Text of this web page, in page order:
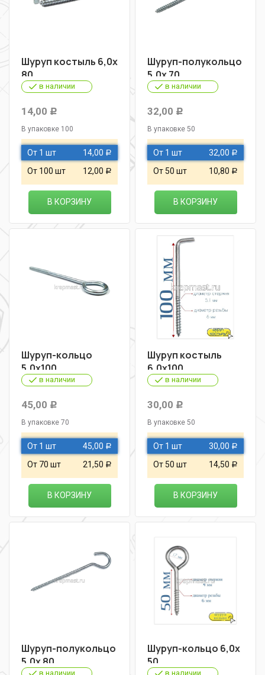
Шуруп костыль 6,0х
80
в наличии
14,00 Р
В упаковке 100
От 1 шт 14,00 Р
От 100 шт 12,00 Р
В КОРЗИНУ
Шуруп-полукольцо
5,0х 70
в наличии
32,00 Р
В упаковке 50
От 1 шт 32,00 Р
От 50 шт 10,80 Р
В КОРЗИНУ
Шуруп-кольцо
5,0х100
в наличии
45,00 Р
В упаковке 70
От 1 шт 45,00 Р
От 70 шт 21,50 Р
В КОРЗИНУ
Шуруп костыль
6,0х100
в наличии
30,00 Р
В упаковке 50
От 1 шт 30,00 Р
От 50 шт 14,50 Р
В КОРЗИНУ
Шуруп-полукольцо
5,0х 80
в наличии
Шуруп-кольцо 6,0х
50
в наличии